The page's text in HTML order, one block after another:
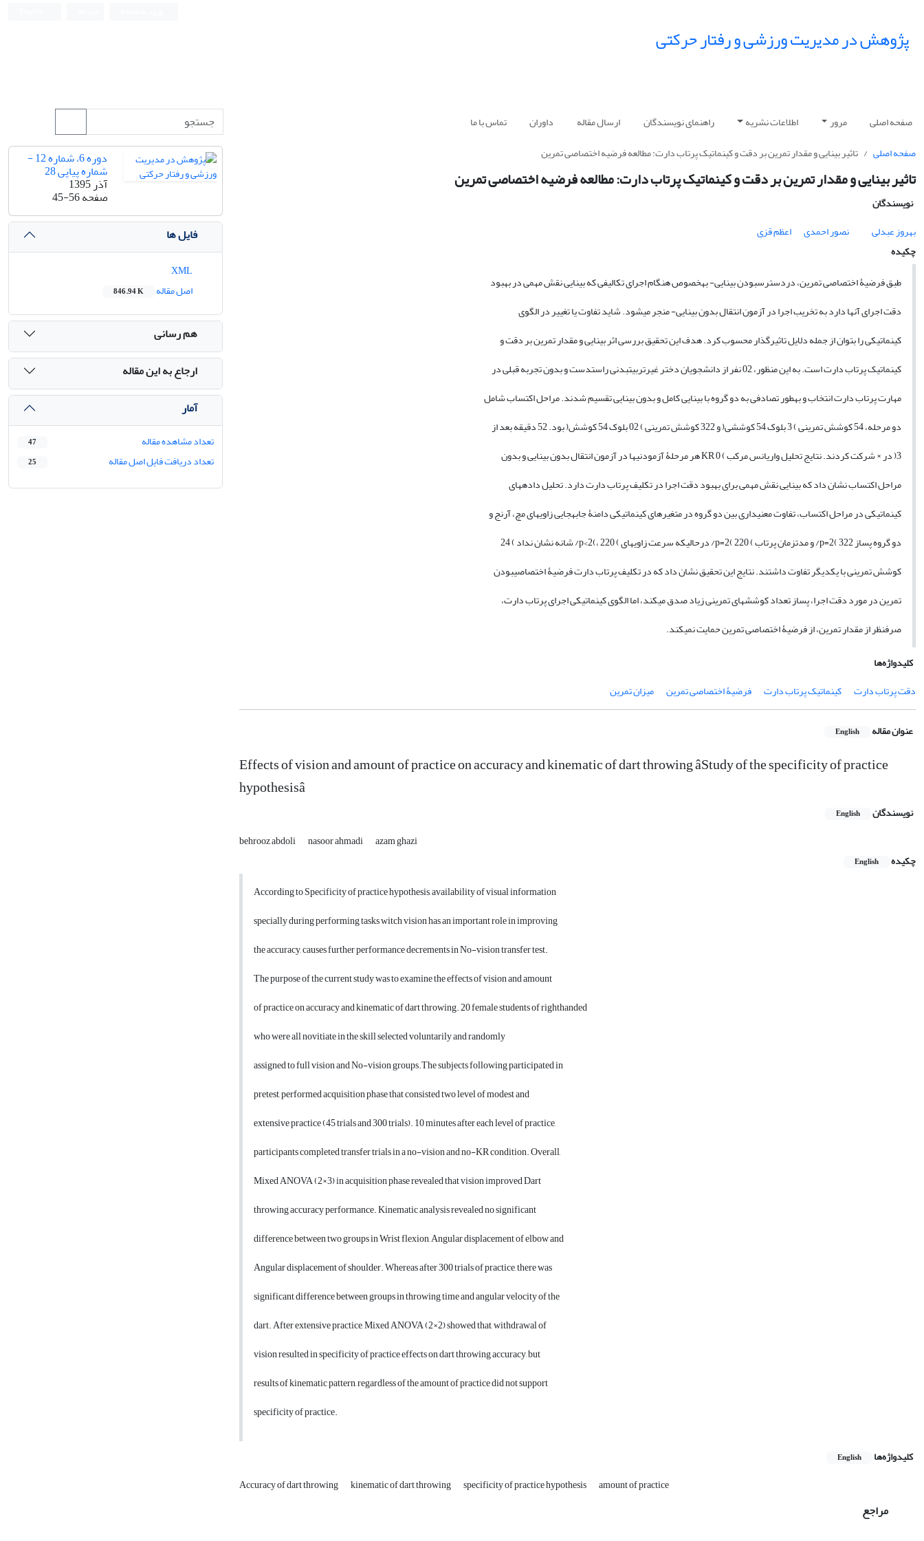
پژوهش در مدیریت ورزشی و رفتار حرکتی
صفحه اصلی مرور اطلاعات نشریه راهنمای نویسندگان ارسال مقاله داوران
تماس با ما
صفحه اصلی
تاثیر بینایی و مقدار تمرین بر دقت و کینماتیک پرتاب دارت: مطالعه فرضیه اختصاصی تمرین
تاثیر بینایی و مقدار تمرین بر دقت و کینماتیک پرتاب دارت: مطالعه فرضیه اختصاصی تمرین
نویسندگان
بهروز عبدلی
نصور احمدی
اعظم قزی
چکیده
طبق فرضیۀ اختصاصی تمرین، دردسترسبودن بینایی- بهخصوص هنگام اجرای تکالیفی که بینایی نقش مهمی در بهبود
دقت اجرای آنها دارد به تخریب اجرا در آزمون انتقال بدون بینایی- منجر میشود. شاید تفاوت یا تغییر در الگوی
کینماتیکی را بتوان از جمله دلایل تاثیرگذار محسوب کرد. هدف این تحقیق بررسی اثر بینایی و مقدار تمرین بر دقت و
کینماتیک پرتاب دارت است. به این منظور، 02 نفر از دانشجویان دختر غیرتربیتبدنی راستدست و بدون تجربه قبلی در
مهارت پرتاب دارت انتخاب و بهطور تصادفی به دو گروه با بینایی کامل و بدون بینایی تقسیم شدند. مراحل اکتساب شامل
دو مرحله، 54 کوشش تمرینی ) 3 بلوک 54 کوششی( و 322 کوشش تمرینی ) 02 بلوک 54 کوشش( بود. 52 دقیقه بعد از
3( در × شرکت کردند. نتایج تحلیل واریانس مرکب ) 0 KR هر مرحلۀ آزمودنیها در آزمون انتقال بدون بینایی و بدون
مراحل اکتساب نشان داد که بینایی نقش مهمی برای بهبود دقت اجرا در تکلیف پرتاب دارت دارد. تحلیل دادههای
کینماتیکی در مراحل اکتساب، تفاوت معنیداری بین دو گروه در متغیرهای کینماتیکی دامنۀ جابهجایی زاویهای مچ، آرنج و
دو گروه پساز 322 )p=2/ و مدتزمان پرتاب ) 220 )p=2/ درحالیکه سرعت زاویهای ) 220 ،)p<2/ شانه نشان نداد ) 24
کوشش تمرینی با یکدیگر تفاوت داشتند. نتایج این تحقیق نشان داد که در تکلیف پرتاب دارت فرضیۀ اختصاصیبودن
تمرین در مورد دقت اجرا، پساز تعداد کوششهای تمرینی زیاد صدق میکند، اما الگوی کینماتیکی اجرای پرتاب دارت،
صرفنظر از مقدار تمرین، از فرضیۀ اختصاصی تمرین حمایت نمیکند.
کلیدواژه‌ها
دقت پرتاب دارت
کینماتیک پرتاب دارت فرضیۀ اختصاصی تمرین میزان تمرین
عنوان مقاله English
Effects of vision and amount of practice on accuracy and kinematic of dart throwing âStudy of the specificity of practice
hypothesisâ
نویسندگان English
behrooz abdoli nasoor ahmadi
azam ghazi
چکیده
English
According to Specificity of practice hypothesis, availability of visual information
specially during performing tasks witch vision has an important role in improving
the accuracy, causes further performance decrements in No-vision transfer test.
The purpose of the current study was to examine the effects of vision and amount
of practice on accuracy and kinematic of dart throwing. 20 female students of righthanded
who were all novitiate in the skill selected voluntarily and randomly
assigned to full vision and No-vision groups.The subjects following participated in
pretest, performed acquisition phase that consisted two level of modest and
extensive practice (45 trials and 300 trials). 10 minutes after each level of practice,
participants completed transfer trials in a no-vision and no-KR condition. Overall,
Mixed ANOVA (2×3) in acquisition phase revealed that vision improved Dart
throwing accuracy performance. Kinematic analysis revealed no significant
difference between two groups in Wrist flexion, Angular displacement of elbow and
Angular displacement of shoulder. Whereas after 300 trials of practice, there was
significant difference between groups in throwing time and angular velocity of the
dart. After extensive practice, Mixed ANOVA (2×2) showed that, withdrawal of
vision resulted in specificity of practice effects on dart throwing accuracy, but
results of kinematic pattern, regardless of the amount of practice did not support
specificity of practice.
کلیدواژه‌ها English
Accuracy of dart throwing kinematic of dart throwing specificity of practice hypothesis amount of practice
مراجع
دوره 6، شماره 12 -
شماره پیاپی 28
آذر 1395
صفحه45-56
فایل ها
اصل مقاله
846.94 K
هم رسانی
ارجاع به این مقاله
آمار
تعداد مشاهده مقاله 47
تعداد دریافت فایل اصل مقاله 25